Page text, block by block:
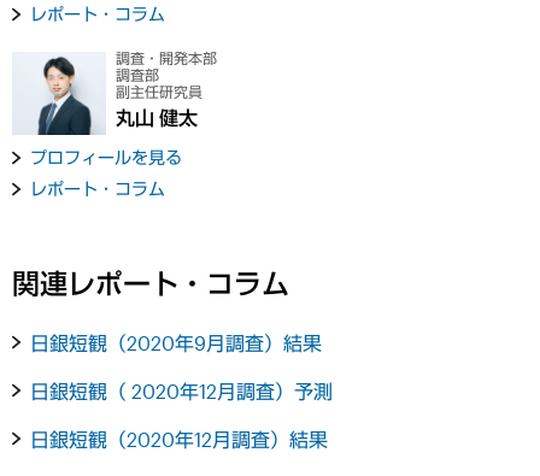
レポート・コラム
調査・開発本部
調査部
副主任研究員
丸山 健太
プロフィールを見る
レポート・コラム
関連レポート・コラム
日銀短観（2020年9月調査）結果
日銀短観（ 2020年12月調査）予測
日銀短観（2020年12月調査）結果